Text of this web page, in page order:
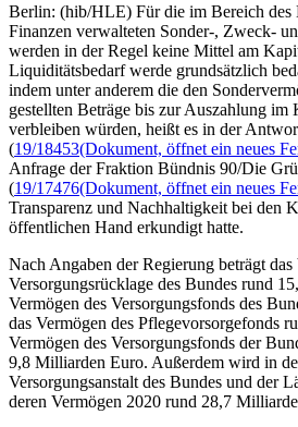
Berlin: (hib/HLE) Für die im Bereich des
Finanzen verwalteten Sonder-, Zweck-
werden in der Regel keine Mittel am
Liquiditätsbedarf werde grundsätzlich
indem unter anderem die den
gestellten Beträge bis zur Auszahlung im
verbleiben würden, heißt es in der
(19/18453(Dokument, öffnet ein neues
Anfrage der Fraktion Bündnis 90/Die
(19/17476(Dokument, öffnet ein neues
Transparenz und Nachhaltigkeit bei den
öffentlichen Hand erkundigt hatte.
Nach Angaben der Regierung beträgt das
Versorgungsrücklage des Bundes rund
Vermögen des Versorgungsfonds des
das Vermögen des Pflegevorsorgefonds
Vermögen des Versorgungsfonds der
9,8 Milliarden Euro. Außerdem wird in
Versorgungsanstalt des Bundes und der
deren Vermögen 2020 rund 28,7